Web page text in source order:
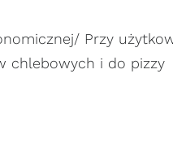
Przy
chlebowych i do pizzy